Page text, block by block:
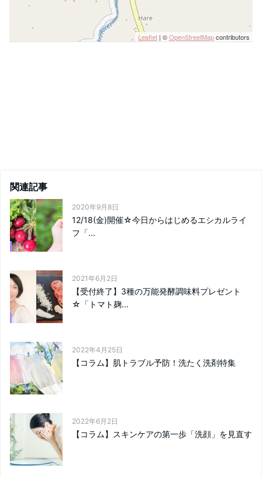
Leaflet | ©OpenStreetMapcontributors
関連記事
2020年9月8日
12/18(金)開催☆今日からはじめるエシカルライ
フ「...
2021年6月2日
【受付終了】3種の万能発酵調味料プレゼント
☆「トマト麹...
2022年4月25日
【コラム】肌トラブル予防！洗たく洗剤特集
2022年6月2日
【コラム】スキンケアの第一歩「洗顔」を見直す